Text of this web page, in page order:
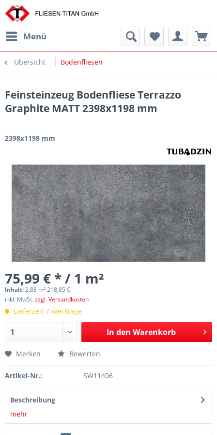
Menü
Übersicht Bodenfliesen
Feinsteinzeug Bodenfliese Terrazzo
Graphite MATT 2398x1198 mm
2398x1198 mm
75,99 € * / 1 m²
Inhalt:2.88 m² 218,85 €
inkl. MwSt.zzgl. Versandkosten
Lieferzeit 7 Werktage
In den Warenkorb
Merken Bewerten
Artikel-Nr.: SW11406
Beschreibung
mehr